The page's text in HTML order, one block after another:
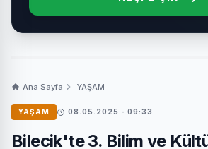
Ana Sayfa YAŞAM
YAŞAM 08.05.2025 - 09:33
Bilecik'te 3. Bilim ve